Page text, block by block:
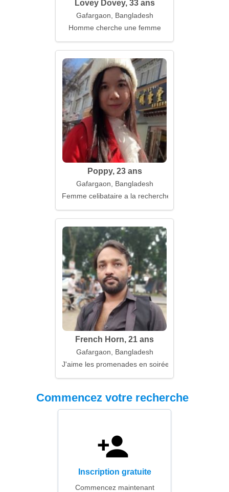
Lovey Dovey, 33 ans
Gafargaon, Bangladesh
Homme cherche une femme
Poppy, 23 ans
Gafargaon, Bangladesh
Femme celibataire a la recherche d'un mari
French Horn, 21 ans
Gafargaon, Bangladesh
J'aime les promenades en soirée et le confort
Commencez votre recherche
Inscription gratuite
Commencez maintenant